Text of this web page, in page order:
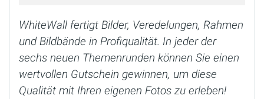
WhiteWall fertigt Bilder, Veredelungen, Rahmen
und Bildbände in Profiqualität. In jeder der
sechs neuen Themenrunden können Sie einen
wertvollen Gutschein gewinnen, um diese
Qualität mit Ihren eigenen Fotos zu erleben!